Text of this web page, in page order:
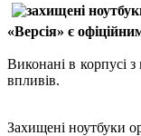
«Версія» є
Виконані в корпусі
впливів.
Захищені ноутбуки